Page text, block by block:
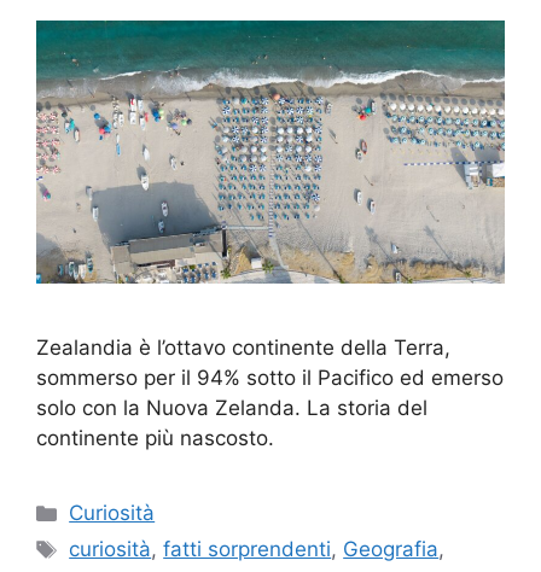
Zealandia è l’ottavo continente della Terra,
sommerso per il 94% sotto il Pacifico ed emerso
solo con la Nuova Zelanda. La storia del
continente più nascosto.
Categorie
Curiosità
Tag
curiosità,fatti sorprendenti, Geografia,